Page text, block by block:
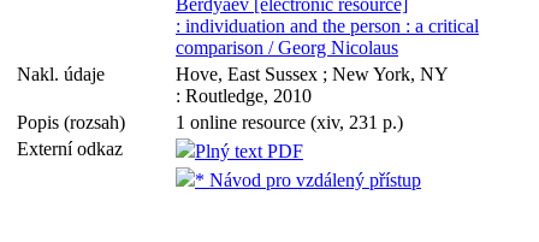
Berdyaev [electronic resource]
: individuation and the person : a critical
comparison / Georg Nicolaus
Nakl. údaje
Hove, East Sussex ; New York, NY
: Routledge, 2010
Popis (rozsah)
1 online resource (xiv, 231 p.)
Externí odkaz
Plný text PDF
* Návod pro vzdálený přístup